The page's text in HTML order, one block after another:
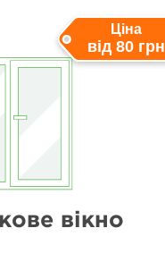
Ціна
від 80 грн
вікно